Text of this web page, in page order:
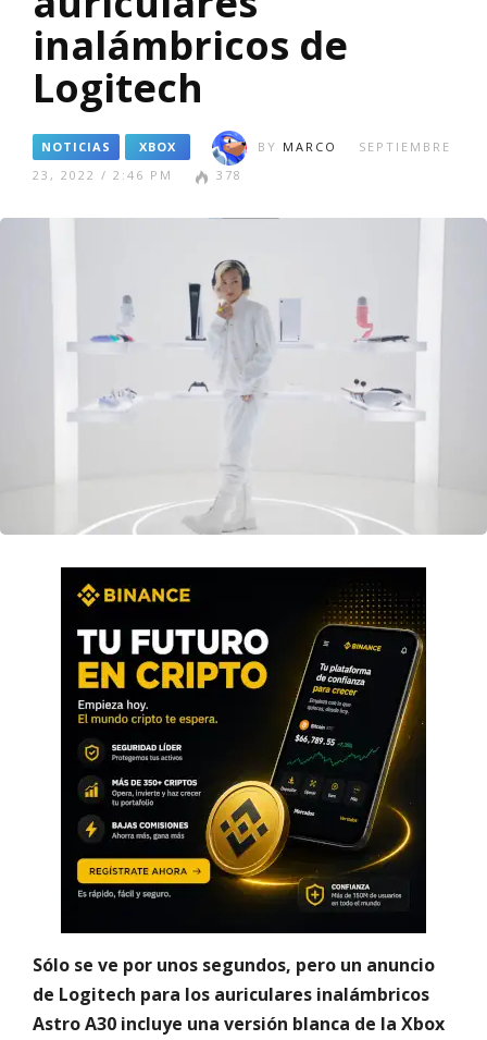
inalámbricos de
Logitech
NOTICIAS XBOX BY MARCO
SEPTIEMBRE
23, 2022 / 2:46 PM
378
Sólo se ve por unos segundos, pero un anuncio
de Logitech para los auriculares inalámbricos
Astro A30 incluye una versión blanca de la Xbox